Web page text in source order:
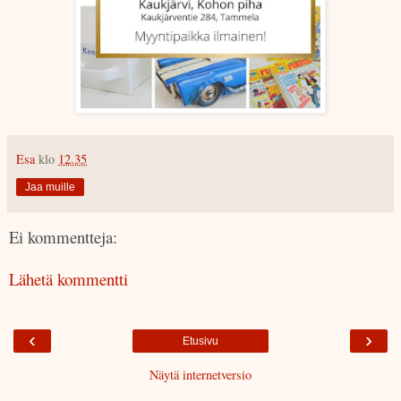
Esa klo 12.35
Jaa muille
Ei kommentteja:
Lähetä kommentti
‹ ›
Etusivu
Näytä internetversio